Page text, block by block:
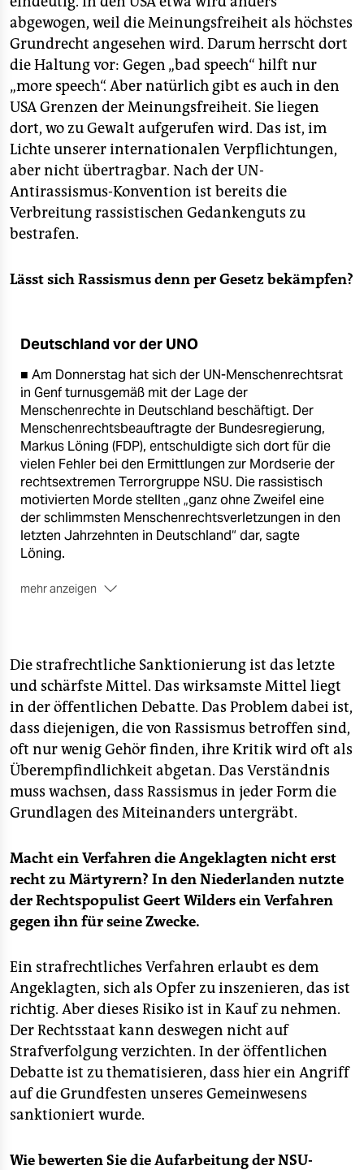
abgewogen, weil die Meinungsfreiheit als höchstes
Grundrecht angesehen wird. Darum herrscht dort
die Haltung vor: Gegen „bad speech“ hilft nur
„more speech“. Aber natürlich gibt es auch in den
USA Grenzen der Meinungsfreiheit. Sie liegen
dort, wo zu Gewalt aufgerufen wird. Das ist, im
Lichte unserer internationalen Verpflichtungen,
aber nicht übertragbar. Nach der UN-
Antirassismus-Konvention ist bereits die
Verbreitung rassistischen Gedankenguts zu
bestrafen.
Lässt sich Rassismus denn per Gesetz bekämpfen?
Deutschland vor der UNO
■ Am Donnerstag hat sich der UN-Menschenrechtsrat
in Genf turnusgemäß mit der Lage der
Menschenrechte in Deutschland beschäftigt. Der
Menschenrechtsbeauftragte der Bundesregierung,
Markus Löning (FDP), entschuldigte sich dort für die
vielen Fehler bei den Ermittlungen zur Mordserie der
rechtsextremen Terrorgruppe NSU. Die rassistisch
motivierten Morde stellten „ganz ohne Zweifel eine
der schlimmsten Menschenrechtsverletzungen in den
letzten Jahrzehnten in Deutschland“ dar, sagte
Löning.
mehr anzeigen
sich auch die Bundesrepublik regelmäßig alle vier
Jahre einer Überprüfung vor diesem Gremium stellen.
Der Menschenrechtsrat wird bis nächste Woche
Empfehlungen formulieren, die Deutschland
annehmen oder ablehnen kann.
■ In der Woche zuvor hat der Antirassismus-
Ausschuss der UNO den Umgang der deutschen
Justiz mit Thilo Sarrazin gerügt, weil sie gegen ihn
kein Verfahren wegen Volksverhetzung zugelassen
unabhängige Experten, die in ihren Ländern hohe
Ämter inne haben. Sie haben den Auftrag, die
Umsetzung der UN-Antirassismus-Konvention durch
die UN-Mitgliedsstaaten zu kontrollieren. Die
Experten reagierten auf eine Individualbeschwerde
Deutschland hat jetzt 90 Tage Zeit, darauf zu
antworten.
Die strafrechtliche Sanktionierung ist das letzte
und schärfste Mittel. Das wirksamste Mittel liegt
in der öffentlichen Debatte. Das Problem dabei ist,
dass diejenigen, die von Rassismus betroffen sind,
oft nur wenig Gehör finden, ihre Kritik wird oft als
Überempfindlichkeit abgetan. Das Verständnis
muss wachsen, dass Rassismus in jeder Form die
Grundlagen des Miteinanders untergräbt.
Macht ein Verfahren die Angeklagten nicht erst
recht zu Märtyrern? In den Niederlanden nutzte
der Rechtspopulist Geert Wilders ein Verfahren
gegen ihn für seine Zwecke.
Ein strafrechtliches Verfahren erlaubt es dem
Angeklagten, sich als Opfer zu inszenieren, das ist
richtig. Aber dieses Risiko ist in Kauf zu nehmen.
Der Rechtsstaat kann deswegen nicht auf
Strafverfolgung verzichten. In der öffentlichen
Debatte ist zu thematisieren, dass hier ein Angriff
auf die Grundfesten unseres Gemeinwesens
sanktioniert wurde.
Wie bewerten Sie die Aufarbeitung der NSU-